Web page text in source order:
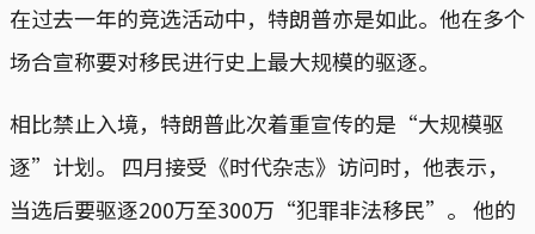
在过去一年的竞选活动中，特朗普亦是如此。他在多个
场合宣称要对移民进行史上最大规模的驱逐。
相比禁止入境，特朗普此次着重宣传的是“大规模驱
逐”计划。 四月接受《时代杂志》访问时，他表示，
当选后要驱逐200万至300万“犯罪非法移民”。 他的